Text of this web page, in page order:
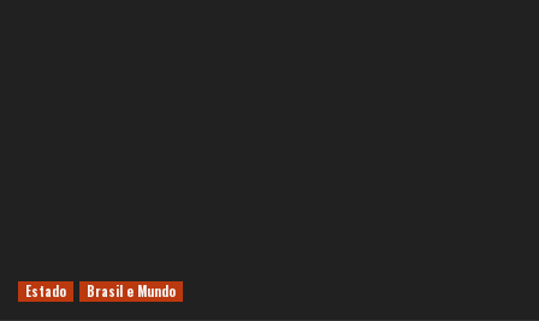
Estado Brasil e Mundo